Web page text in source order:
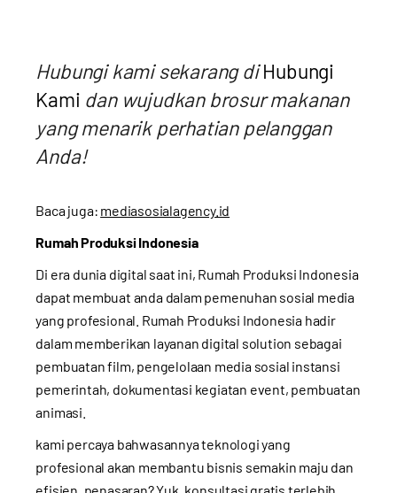
Hubungi kami sekarang diHubungi
Kami dan wujudkan brosur makanan
yang menarik perhatian pelanggan
Anda!
Baca juga: mediasosialagency.id
Rumah Produksi Indonesia
Di era dunia digital saat ini, Rumah Produksi Indonesia
dapat membuat anda dalam pemenuhan sosial media
yang profesional. Rumah Produksi Indonesia hadir
dalam memberikan layanan digital solution sebagai
pembuatan film, pengelolaan media sosial instansi
pemerintah, dokumentasi kegiatan event, pembuatan
animasi.
kami percaya bahwasannya teknologi yang
profesional akan membantu bisnis semakin maju dan